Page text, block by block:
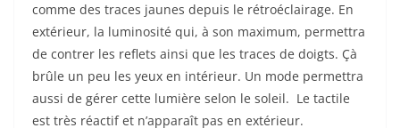
comme des traces jaunes depuis le rétroéclairage. En
extérieur, la luminosité qui, à son maximum, permettra
de contrer les reflets ainsi que les traces de doigts. Çà
brûle un peu les yeux en intérieur. Un mode permettra
aussi de gérer cette lumière selon le soleil. Le tactile
est très réactif et n’apparaît pas en extérieur.